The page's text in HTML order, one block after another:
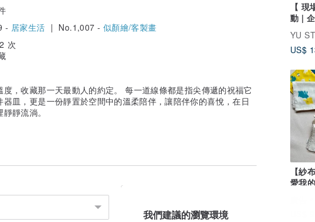
【
動 |
人像畫
YU
US$
【紗
愛我
帕 六
- 居家生活 | No.1,007 -似顏繪/客製畫
次
度，收藏那一天最動人的約定。 每一道線條都是指尖傳遞的祝福它
器皿，更是一份靜置於空間中的溫柔陪伴，讓陪伴你的喜悅，在日
靜流淌。
我們建議的瀏覽環境